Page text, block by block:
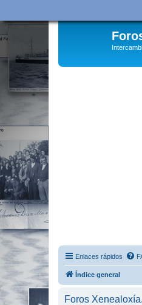
Enlaces rápidos
Índice general
Foros